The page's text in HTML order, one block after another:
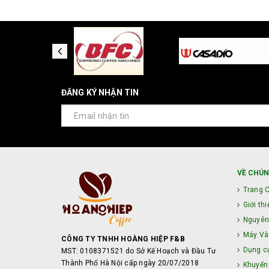
ĐĂNG KÝ NHẬN TIN
CÔNG TY TNHH HOÀNG HIỆP F&B
MST: 0108371521 do Sở Kế Hoạch và Đầu Tư
Thành Phố Hà Nội cấp ngày 20/07/2018
VỀ
Trang
Giới
Máy
Dụng